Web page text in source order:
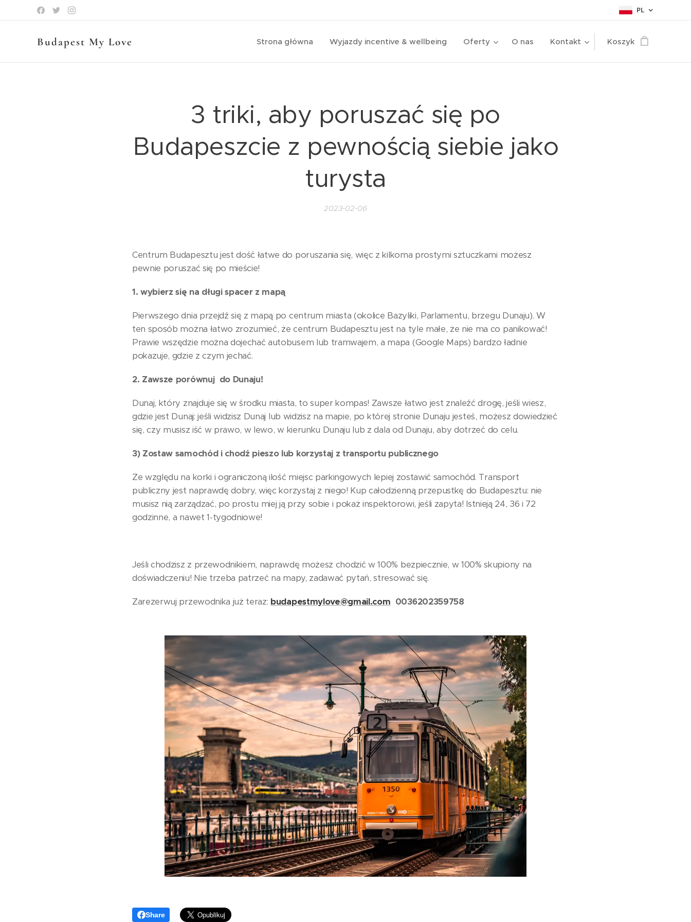
PL
Budapest My Love Strona główna Wyjazdy incentive & wellbeing Oferty O nas Kontakt Koszyk
3 triki, aby poruszać się po
Budapeszcie z pewnością siebie jako
turysta
2023-02-06
Centrum Budapesztu jest dość łatwe do poruszania się, więc z kilkoma prostymi sztuczkami możesz
pewnie poruszać się po mieście!
1. wybierz się na długi spacer z mapą
Pierwszego dnia przejdź się z mapą po centrum miasta (okolice Bazyliki, Parlamentu, brzegu Dunaju). W
ten sposób można łatwo zrozumieć, że centrum Budapesztu jest na tyle małe, że nie ma co panikować!
Prawie wszędzie można dojechać autobusem lub tramwajem, a mapa (Google Maps) bardzo ładnie
pokazuje, gdzie z czym jechać.
2. Zawsze porównuj do Dunaju!
Dunaj, który znajduje się w środku miasta, to super kompas! Zawsze łatwo jest znaleźć drogę, jeśli wiesz,
gdzie jest Dunaj: jeśli widzisz Dunaj lub widzisz na mapie, po której stronie Dunaju jesteś, możesz dowiedzieć
się, czy musisz iść w prawo, w lewo, w kierunku Dunaju lub z dala od Dunaju, aby dotrzeć do celu.
3) Zostaw samochód i chodź pieszo lub korzystaj z transportu publicznego
Ze względu na korki i ograniczoną ilość miejsc parkingowych lepiej zostawić samochód. Transport
publiczny jest naprawdę dobry, więc korzystaj z niego! Kup całodzienną przepustkę do Budapesztu: nie
musisz nią zarządzać, po prostu miej ją przy sobie i pokaż inspektorowi, jeśli zapyta! Istnieją 24, 36 i 72
godzinne, a nawet 1-tygodniowe!
Jeśli chodzisz z przewodnikiem, naprawdę możesz chodzić w 100% bezpiecznie, w 100% skupiony na
doświadczeniu! Nie trzeba patrzeć na mapy, zadawać pytań, stresować się.
Zarezerwuj przewodnika już teraz: budapestmylove@gmail.com 0036202359758
Share